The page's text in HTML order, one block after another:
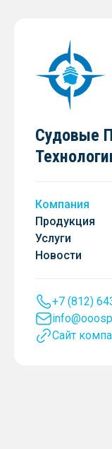
Судовые
Компания
Продукция
Услуги
Новости
+7 (812)
Сайт